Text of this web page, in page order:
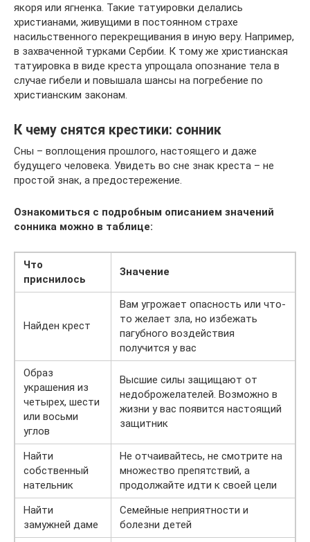
якоря или ягненка. Такие татуировки делались
христианами, живущими в постоянном страхе
насильственного перекрещивания в иную веру. Например,
в захваченной турками Сербии. К тому же христианская
татуировка в виде креста упрощала опознание тела в
случае гибели и повышала шансы на погребение по
христианским законам.
К чему снятся крестики: сонник
Сны – воплощения прошлого, настоящего и даже
будущего человека. Увидеть во сне знак креста – не
простой знак, а предостережение.
Ознакомиться с подробным описанием значений
сонника можно в таблице:
Что
приснилось
Значение
Найден крест
Вам угрожает опасность или что-
то желает зла, но избежать
пагубного воздействия
получится у вас
Образ
украшения из
четырех, шести
или восьми
углов
Высшие силы защищают от
недоброжелателей. Возможно в
жизни у вас появится настоящий
защитник
Найти
собственный
нательник
Не отчаивайтесь, не смотрите на
множество препятствий, а
продолжайте идти к своей цели
Найти
замужней даме
Семейные неприятности и
болезни детей